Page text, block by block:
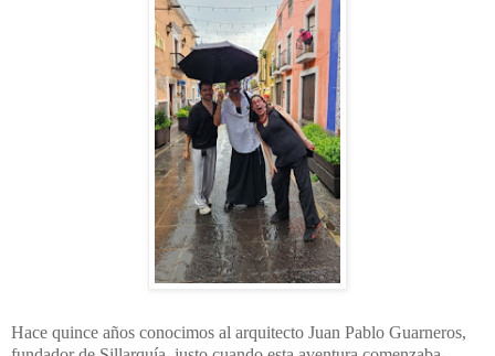
Hace quince años conocimos al arquitecto Juan Pablo Guarneros,